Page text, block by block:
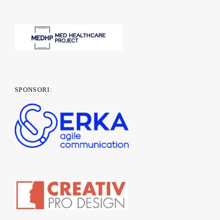
SPONSORI: